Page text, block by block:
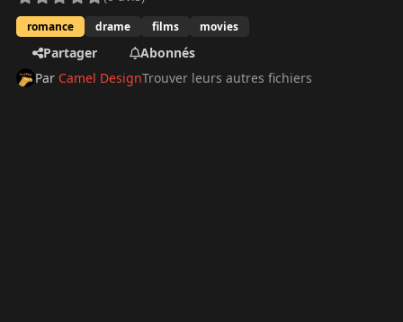
romance drame films movies
Partager
Abonnés
Par Camel DesignTrouver leurs autres fichiers